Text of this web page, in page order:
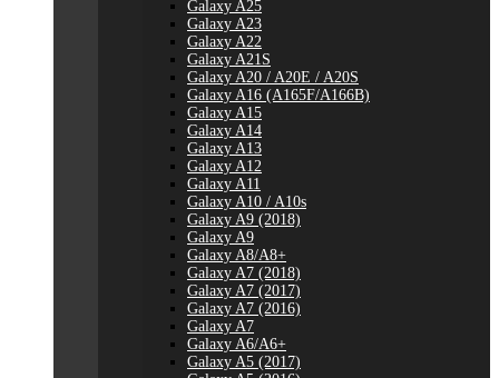
Galaxy A25
Galaxy A23
Galaxy A22
Galaxy A21S
Galaxy A20 / A20E / A20S
Galaxy A16 (A165F/A166B)
Galaxy A15
Galaxy A14
Galaxy A13
Galaxy A12
Galaxy A11
Galaxy A10 / A10s
Galaxy A9 (2018)
Galaxy A9
Galaxy A8/A8+
Galaxy A7 (2018)
Galaxy A7 (2017)
Galaxy A7 (2016)
Galaxy A7
Galaxy A6/A6+
Galaxy A5 (2017)